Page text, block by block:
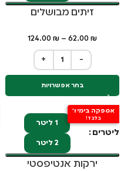
זיתים מבושלים
62.00 ₪
–
124.00 ₪
+ −
בחר אפשרויות
אספקה בימי ו'
בלבד!
ליטרים
1 ליטר
2 ליטר
ירקות אנטיפסטי